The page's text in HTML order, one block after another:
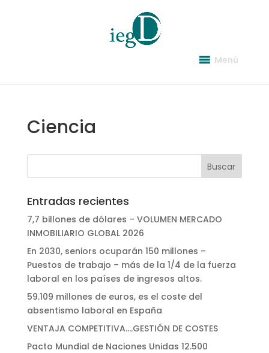
Menú
Ciencia
Entradas recientes
7,7 billones de dólares – VOLUMEN MERCADO
INMOBILIARIO GLOBAL 2026
En 2030, seniors ocuparán 150 millones –
Puestos de trabajo – más de la 1/4 de la fuerza
laboral en los países de ingresos altos.
59.109 millones de euros, es el coste del
absentismo laboral en España
VENTAJA COMPETITIVA….GESTIÓN DE COSTES
Pacto Mundial de Naciones Unidas 12.500